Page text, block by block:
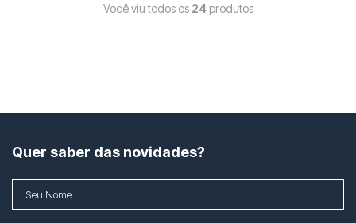
Você viu todos os 24produtos
Quer saber das novidades?